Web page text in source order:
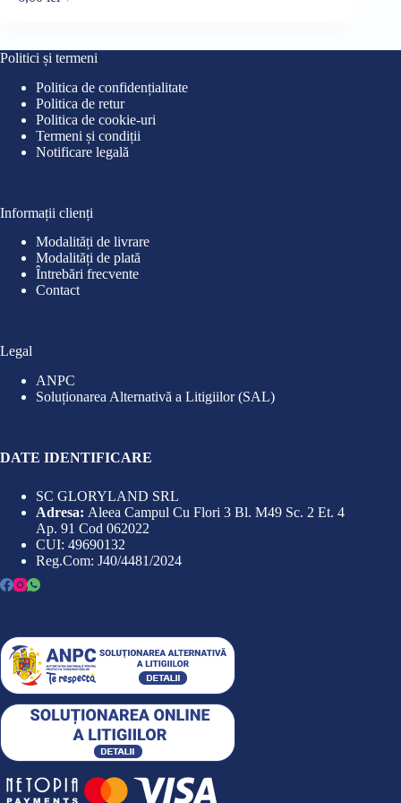
Prețul
fost:
9,00 lei.
Prețul
6,00 lei.
Politici și termeni
Politica de confidențialitate
Politica de retur
Politica de cookie-uri
Termeni și condiții
Notificare legală
Informații clienți
Modalități de livrare
Modalități de plată
Întrebări frecvente
Contact
Legal
ANPC
Soluționarea Alternativă a Litigiilor (SAL)
DATE IDENTIFICARE
SC GLORYLAND SRL
Adresa: Aleea Campul Cu Flori 3 Bl. M49 Sc. 2 Et. 4
Ap. 91 Cod 062022
CUI: 49690132
Reg.Com: J40/4481/2024